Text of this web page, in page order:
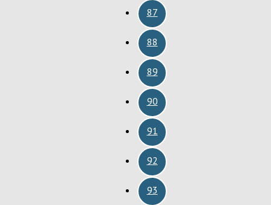
87
88
89
90
91
92
93